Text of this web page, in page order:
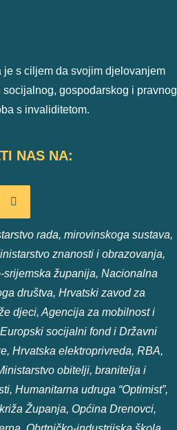
je s ciljem da svojim djelovanjem
gospodarskog i pravnog
s invaliditetom.
NAS NA:
rada, mirovinskoga sustava,
znanosti i obrazovanja,
županija, Nacionalna
društva, Hrvatski zavod za
djeci, Agencija za mobilnost i
socijalni fond i Državni
Hrvatska elektroprivreda, RBA,
obitelji, branitelja i
Humanitarna udruga “Optimist”,
Županja, Općina Drenovci,